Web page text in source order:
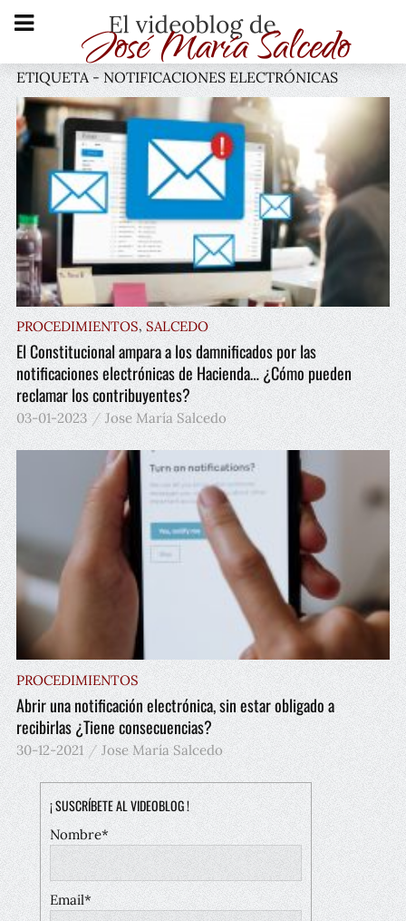
ETIQUETA - NOTIFICACIONES ELECTRÓNICAS
PROCEDIMIENTOS,SALCEDO
El Constitucional ampara a los damnificados por las
notificaciones electrónicas de Hacienda… ¿Cómo pueden
reclamar los contribuyentes?
03-01-2023 Jose María Salcedo
PROCEDIMIENTOS
Abrir una notificación electrónica, sin estar obligado a
recibirlas ¿Tiene consecuencias?
30-12-2021 Jose María Salcedo
¡ SUSCRÍBETE AL VIDEOBLOG !
Nombre*
Email*